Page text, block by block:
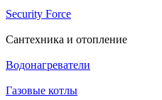
Security Force
Сантехника и отопление
Водонагреватели
Газовые котлы